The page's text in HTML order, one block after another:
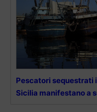
Pescatori sequestrati
Sicilia manifestano a